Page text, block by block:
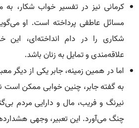
کرمانی نیز در تفسیر خواب شکار،
مسائل عاطفی پرداخته است. او
شکاری را در دام انداخته‌ای، این
علاقه‌مندی و تمایل به زنان باشد.
اما در همین زمینه، جابر یکی از دیگر
به گفته جابر، چنین خوابی ممکن است
نیرنگ و فریب، مال و دارایی مردم
چنگ می‌آورد. این تعبیر، وجهی